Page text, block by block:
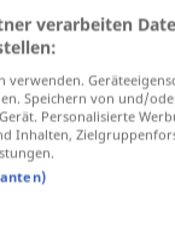
für
,rotto,
verarbeiten
verwenden.
Speichern von und/
Personalisierte
Inhalten,